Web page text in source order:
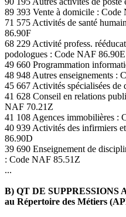
89 393 Vente à domicile :
71 575 Activités de santé
86.90F
68 229 Activité profess.
podologues : Code NAF 86.90E
49 660 Programmation
48 948 Autres enseignements :
45 667 Activités spécialisées
41 628 Conseil en relations
NAF 70.21Z
41 108 Agences immobilières :
40 939 Activités des infirmiers
86.90D
39 690 Enseignement de
: Code NAF 85.51Z
...
B) QT DE SUPPRESSIONS
au Répertoire des Métiers